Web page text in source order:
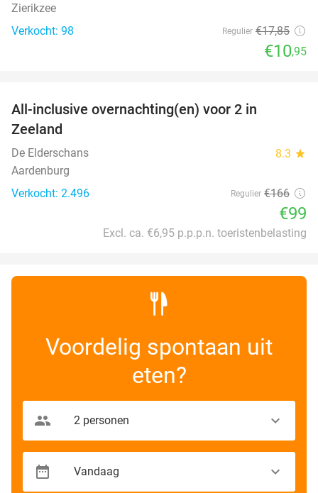
Zierikzee
Verkocht: 98
Regulier €17,85
€10,95
All-inclusive overnachting(en) voor 2 in
Zeeland
De Elderschans 8.3 star
Aardenburg
Verkocht: 2.496
Regulier €166
€99
Excl. ca. €6,95 p.p.p.n. toeristenbelasting
Voordelig spontaan uit
eten?